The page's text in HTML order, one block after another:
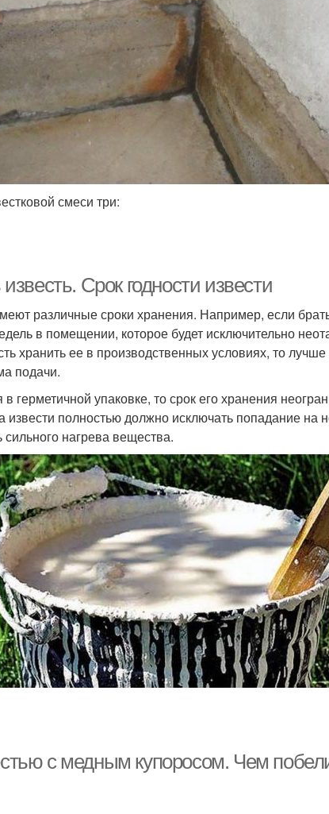
смеси три:
Срок годности извести
различные сроки хранения. Например, если
в помещении, которое будет исключительно
хранить ее в производственных условиях, то
подачи.
герметичной упаковке, то срок его хранения
извести полностью должно исключать попадание
нагрева вещества.
с медным купоросом. Чем